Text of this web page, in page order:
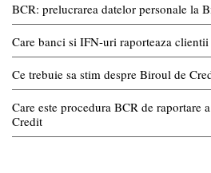
BCR: prelucrarea datelor personale la
Care banci si IFN-uri raporteaza
Ce trebuie sa stim despre Biroul de
Care este procedura BCR de raportare
Credit